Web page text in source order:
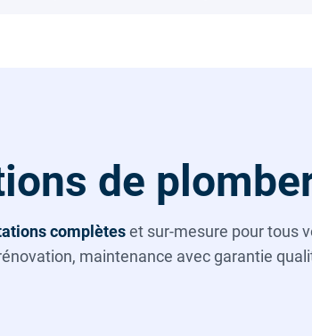
de
complèteset sur-mesure pour tous
maintenance avec garantie